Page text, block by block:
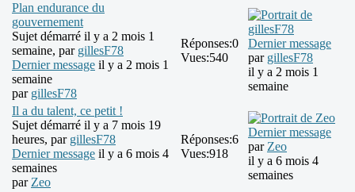
Plan endurance du
gouvernement
Sujet démarré il y a 2 mois 1
semaine, par gillesF78
Dernier message il y a 2 mois 1
semaine
par gillesF78
Réponses:0
Vues:540
Dernier message
par gillesF78
il y a 2 mois 1
semaine
Il a du talent, ce petit !
Sujet démarré il y a 7 mois 19
heures, par gillesF78
Dernier message il y a 6 mois 4
semaines
par Zeo
Réponses:6
Vues:918
Dernier message
par Zeo
il y a 6 mois 4
semaines